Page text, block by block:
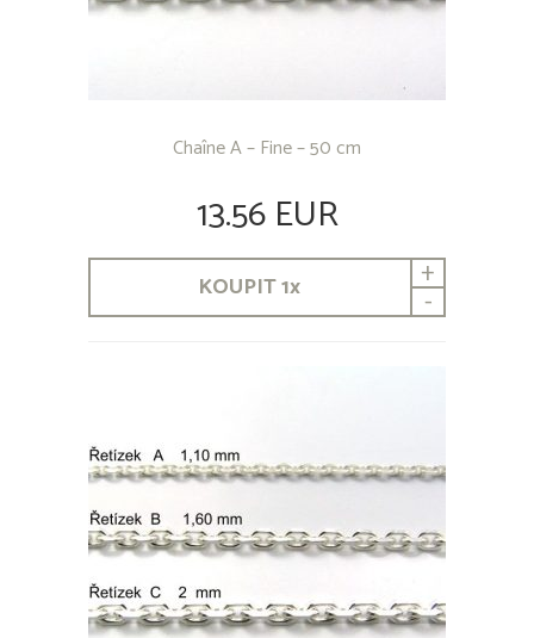
Chaîne A – Fine – 50 cm
13.56 EUR
KOUPIT1x +
-